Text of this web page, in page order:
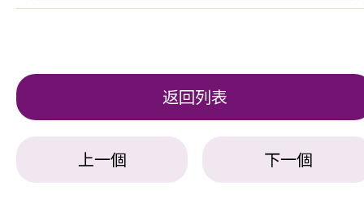
返回列表
上一個 下一個